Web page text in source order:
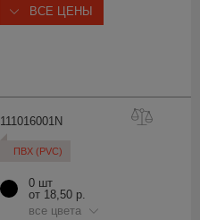
ВСЕ ЦЕНЫ
111016001N
ПВХ (PVC)
0 шт
от 18,50 р.
все цвета